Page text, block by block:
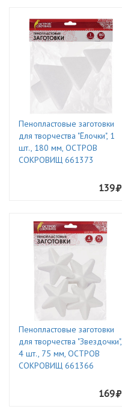
Пенопластовые заготовки
для творчества "Ёлочки", 1
шт., 180 мм, ОСТРОВ
СОКРОВИЩ 661373
139
Пенопластовые заготовки
для творчества "Звездочки",
4 шт., 75 мм, ОСТРОВ
СОКРОВИЩ 661366
169